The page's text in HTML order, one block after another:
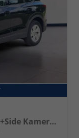
1.5 eTSI 110 kW Trend AHK Lane+Side Kamera VZE